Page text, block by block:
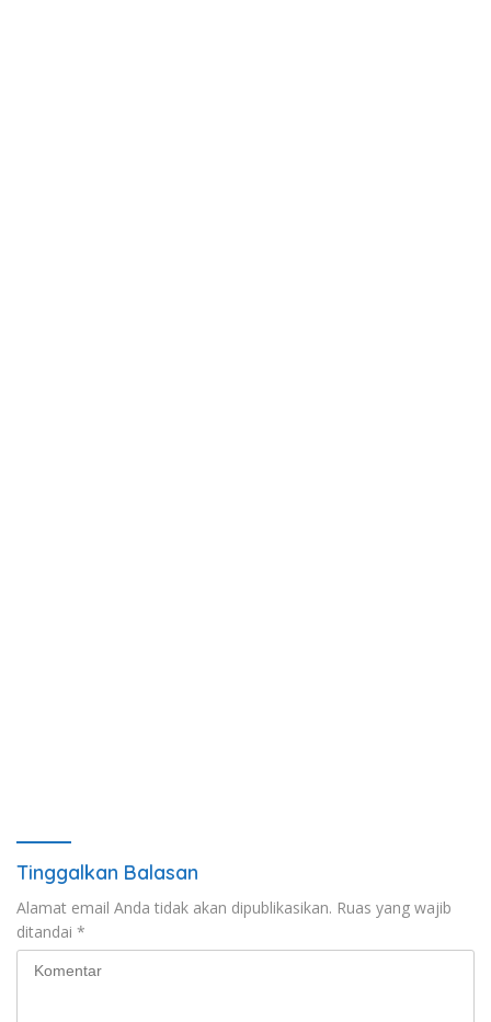
Tinggalkan Balasan
Alamat email Anda tidak akan dipublikasikan. Ruas yang wajib
ditandai *